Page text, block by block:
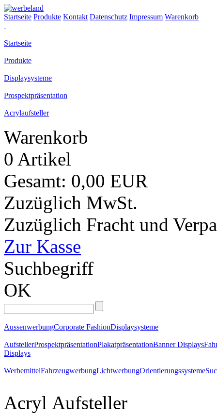
Startseite Produkte Kontakt Datenschutz Impressum Warenkorb
Startseite
Produkte
Displaysysteme
Prospektpräsentation
Acrylaufsteller
Warenkorb
0 Artikel
Gesamt: 0,00 EUR
Zuzüglich MwSt.
Zuzüglich Fracht und
Zur Kasse
Suchbegriff
OK
AussenwerbungCorporate FashionDisplaysysteme
AufstellerProspektpräsentationPlakatpräsentationBanner Displays
Displays
WerbemittelFahrzeugwerbungLichtwerbungOrientierungssysteme
Acryl Aufsteller